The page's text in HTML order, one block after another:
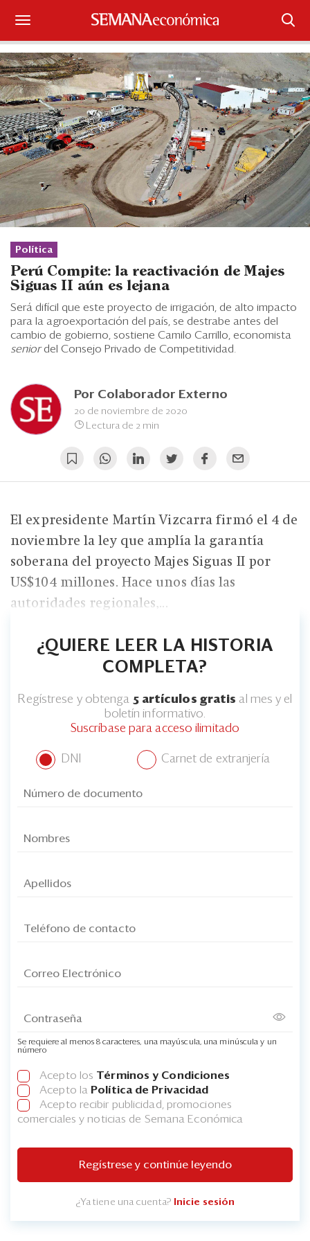
Suscríbase
Iniciar sesión
Portada
¿Qué está pasando?
Sectores y Empresas
Management
Economía y Finanzas
Legal y Política
Eventos
Blogs
Edición Impresa
Política
Perú Compite: la reactivación de Majes
Siguas II aún es lejana
Será difícil que este proyecto de irrigación, de alto impacto
para la agroexportación del país, se destrabe antes del
cambio de gobierno, sostiene Camilo Carrillo, economista
seniordel Consejo Privado de Competitividad.
Por Colaborador Externo
20 de noviembre de 2020
Lectura de 2 min
El expresidente Martín Vizcarra firmó el 4 de
noviembre la ley que amplía la garantía
soberana del proyecto Majes Siguas II por
US$104 millones. Hace unos días las
autoridades regionales,...
¿QUIERE LEER LA HISTORIA
COMPLETA?
Regístrese y obtenga 5 artículos gratis al mes y el
boletín informativo.
Suscríbase para acceso ilimitado
DNI Carnet de extranjería
Se requiere al menos 8 caracteres, una mayúscula, una minúscula y un
número
Acepto los Términos y Condiciones
Acepto la Política de Privacidad
Acepto recibir publicidad, promociones
comerciales y noticias de Semana Económica
Regístrese y continúe leyendo
¿Ya tiene una cuenta? Inicie sesión